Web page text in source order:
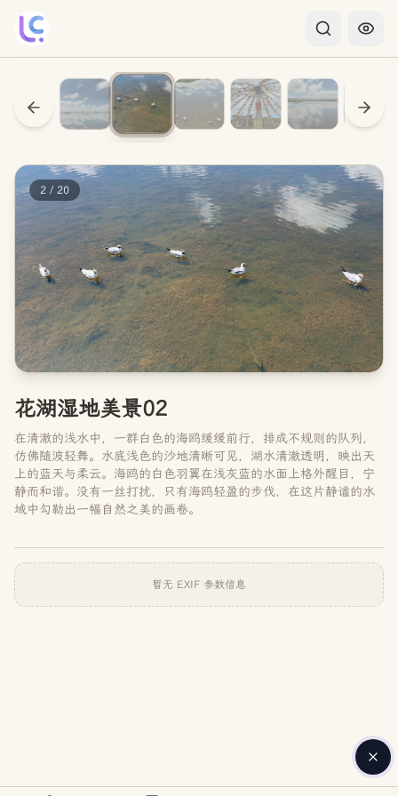
2 / 20
花湖湿地美景02
在清澈的浅水中，一群白色的海鸥缓缓前行，排成不规则的队列，
仿佛随波轻舞。水底浅色的沙地清晰可见，湖水清澈透明，映出天
上的蓝天与柔云。海鸥的白色羽翼在浅灰蓝的水面上格外醒目，宁
静而和谐。没有一丝打扰，只有海鸥轻盈的步伐，在这片静谧的水
域中勾勒出一幅自然之美的画卷。
暂无 EXIF 参数信息